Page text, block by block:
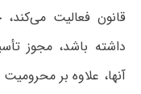
داشته باشد، مجوز
آنها، علاوه بر